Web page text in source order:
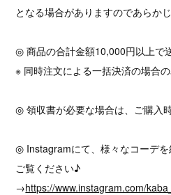
となる場合がありますのであらか
◎ 商品の合計金額10,000円以上で
※ 同時注文による一括決済の場合
◎ 領収書が必要な場合は、ご購入
◎ Instagramにて、様々なコーデ
ご覧ください♪
→https://www.instagram.com/